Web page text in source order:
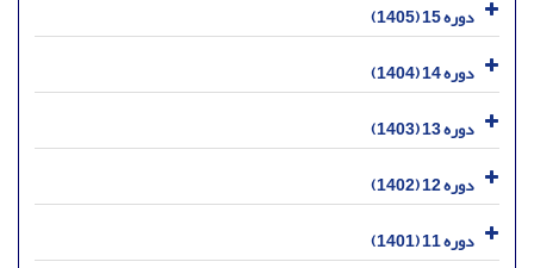
دوره 15 (1405)
دوره 14 (1404)
دوره 13 (1403)
دوره 12 (1402)
دوره 11 (1401)